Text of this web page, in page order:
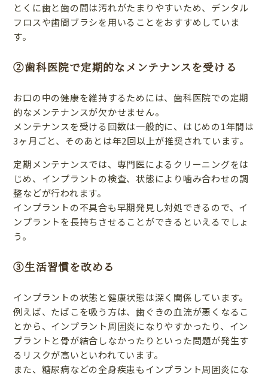
とくに歯と歯の間は汚れがたまりやすいため、デンタル
フロスや歯間ブラシを用いることをおすすめしていま
す。
②歯科医院で定期的なメンテナンスを受ける
お口の中の健康を維持するためには、歯科医院での定期
的なメンテナンスが欠かせません。
メンテナンスを受ける回数は一般的に、はじめの1年間は
3ヶ月ごと、そのあとは年2回以上が推奨されています。
定期メンテナンスでは、専門医によるクリーニングをは
じめ、インプラントの検査、状態により噛み合わせの調
整などが行われます。
インプラントの不具合も早期発見し対処できるので、イ
ンプラントを長持ちさせることができるといえるでしょ
う。
③生活習慣を改める
インプラントの状態と健康状態は深く関係しています。
例えば、たばこを吸う方は、歯ぐきの血流が悪くなるこ
とから、インプラント周囲炎になりやすかったり、イン
プラントと骨が結合しなかったりといった問題が発生す
るリスクが高いといわれています。
また、糖尿病などの全身疾患もインプラント周囲炎にな